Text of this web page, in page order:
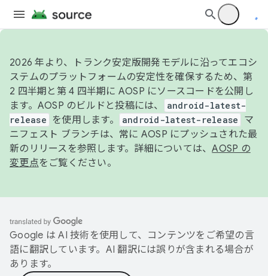
2026 年より、トランク安定版開発モデルに沿ってエコシ
ステムのプラットフォームの安定性を確保するため、第
2 四半期と第 4 四半期に AOSP にソースコードを公開し
ます。AOSP のビルドと投稿には、
android-latest-
release
を使用します。 android-latest-release
マ
ニフェスト ブランチは、常に AOSP にプッシュされた最
新のリリースを参照します。詳細については、AOSP の
変更点をご覧ください。
Google は AI 技術を使用して、コンテンツをご希望の言
語に翻訳しています。AI 翻訳には誤りが含まれる場合が
あります。